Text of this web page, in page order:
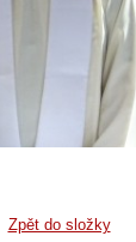
Zpět do složky